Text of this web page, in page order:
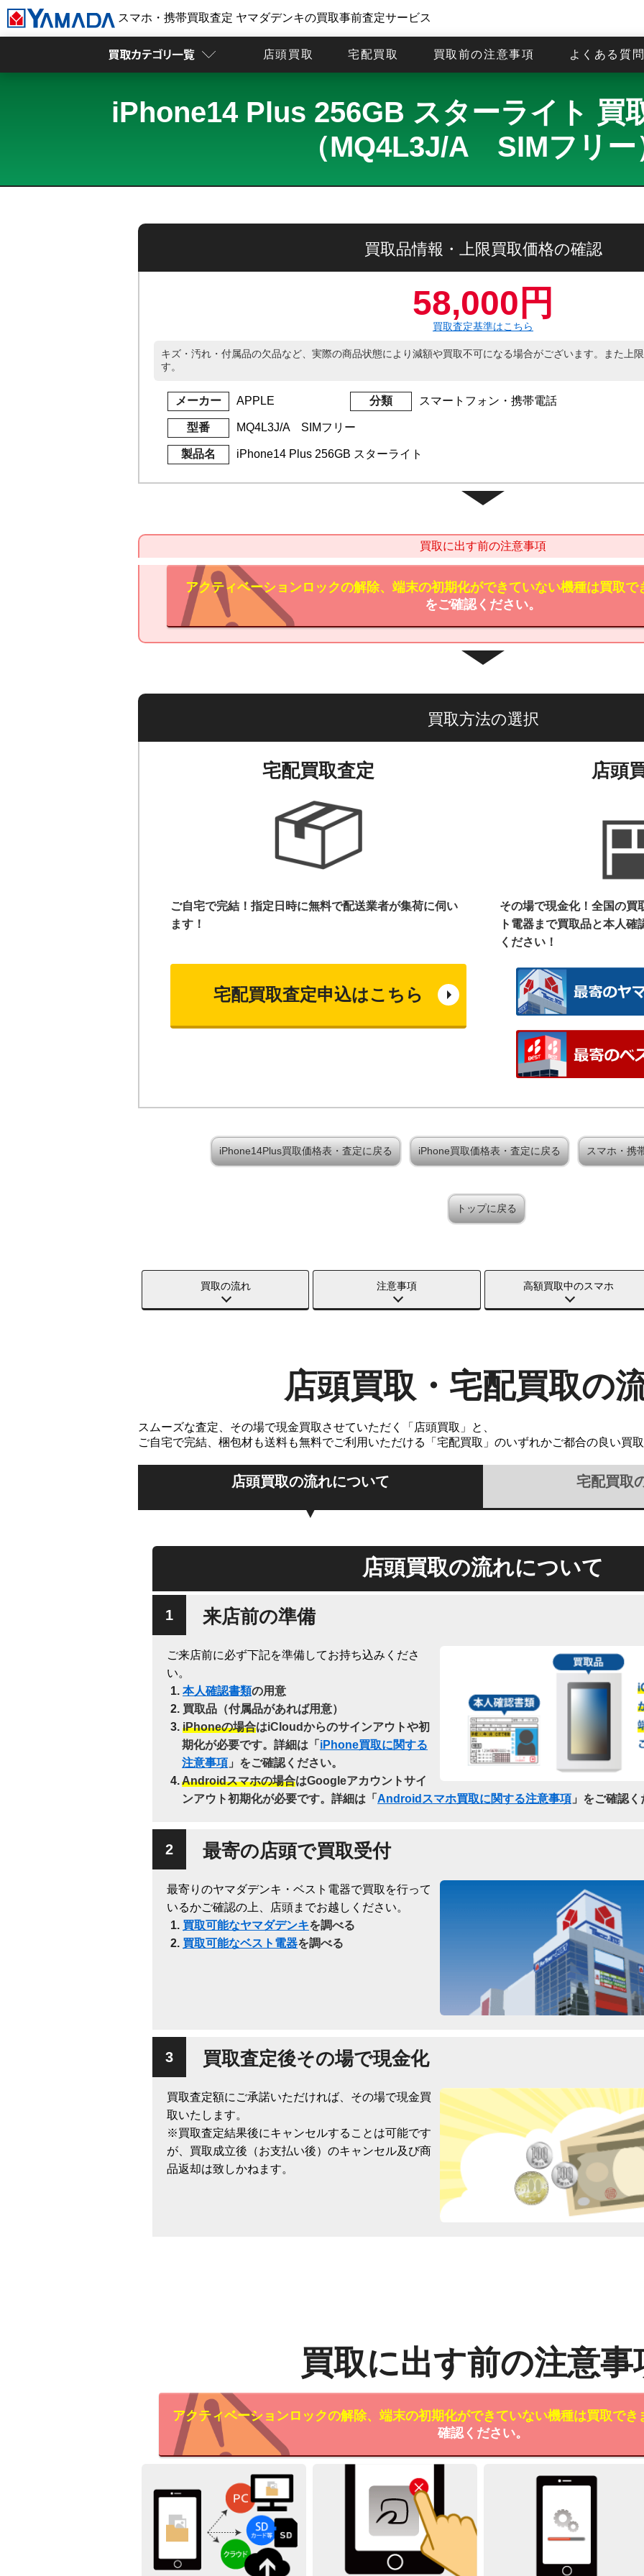
スマホ・携帯買取査定 ヤマダデンキの買取事前査定サービス
店頭買取 宅配買取 買取前の注意事項 よくある質
iPhone14 Plus 256GB スターライト 買
（MQ4L3J/A SIMフリー
買取品情報・上限買取価格の確認
58,000円
買取査定基準はこちら
キズ・汚れ・付属品の欠品など、実際の商品状態により減額や買取不可になる場合がございます。また上
す。
メーカー APPLE 分類 スマートフォン・携帯電話
型番 MQ4L3J/A SIMフリー
製品名 iPhone14 Plus 256GB スターライト
買取に出す前の注意事項
アクティベーションロックの解除、端末の初期化ができていない機種は買取で
をご確認ください。
買取方法の選択
宅配買取査定
ご自宅で完結！指定日時に無料で配送業者が集荷に伺い
ます！
宅配買取査定申込はこちら
店頭
その場で現金化！全国の買
ト電器まで買取品と本人確
ください！
iPhone14Plus買取価格表・査定に戻る iPhone買取価格表・査定に戻る スマホ・携
トップに戻る
買取の流れ 注意事項 高額買取中のスマホ
店頭買取・宅配買取の
スムーズな査定、その場で現金買取させていただく「店頭買取」と、
ご自宅で完結、梱包材も送料も無料でご利用いただける「宅配買取」のいずれかご都合の良い買
店頭買取の流れについて 宅配買取
店頭買取の流れについて
来店前の準備
ご来店前に必ず下記を準備してお持ち込みくださ
い。
本人確認書類の用意
買取品（付属品があれば用意）
iPhoneの場合はiCloudからのサインアウトや初
期化が必要です。詳細は「 iPhone買取に関する
注意事項 」をご確認ください。
Androidスマホの場合はGoogleアカウントサイ
ンアウト初期化が必要です。詳細は「 Androidスマホ買取に関する注意事項 」をご確認
最寄の店頭で買取受付
最寄りのヤマダデンキ・ベスト電器で買取を行って
いるかご確認の上、店頭までお越しください。
買取可能なヤマダデンキを調べる
買取可能なベスト電器を調べる
買取査定後その場で現金化
買取査定額にご承諾いただければ、その場で現金買
取いたします。
※買取査定結果後にキャンセルすることは可能です
が、買取成立後（お支払い後）のキャンセル及び商
品返却は致しかねます。
買取に出す前の注意事
アクティベーションロックの解除、端末の初期化ができていない機種は買取でき
確認ください。